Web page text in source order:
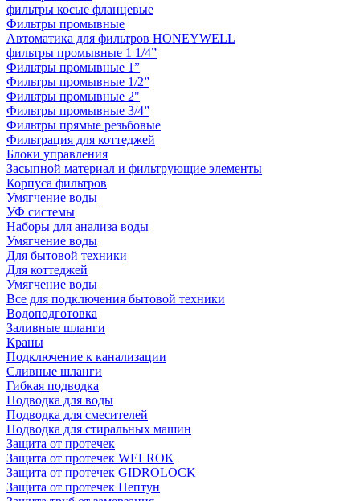
фильтры косые фланцевые
Фильтры промывные
Автоматика для фильтров HONEYWELL
фильтры промывные 1 1/4”
Фильтры промывные 1”
Фильтры промывные 1/2”
Фильтры промывные 2"
Фильтры промывные 3/4”
Фильтры прямые резьбовые
Фильтрация для коттеджей
Блоки управления
Засыпной материал и фильтрующие элементы
Корпуса фильтров
Умягчение воды
УФ системы
Наборы для анализа воды
Умягчение воды
Для бытовой техники
Для коттеджей
Умягчение воды
Все для подключения бытовой техники
Водоподготовка
Заливные шланги
Краны
Подключение к канализации
Сливные шланги
Гибкая подводка
Подводка для воды
Подводка для смесителей
Подводка для стиральных машин
Защита от протечек
Защита от протечек WELROK
Защита от протечек GIDROLOCK
Защита от протечек Нептун